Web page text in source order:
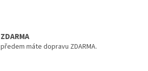
máte dopravu ZDARMA.